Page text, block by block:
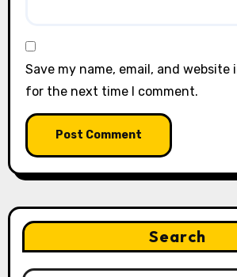
Save my name, email, and website
for the next time I comment.
Search